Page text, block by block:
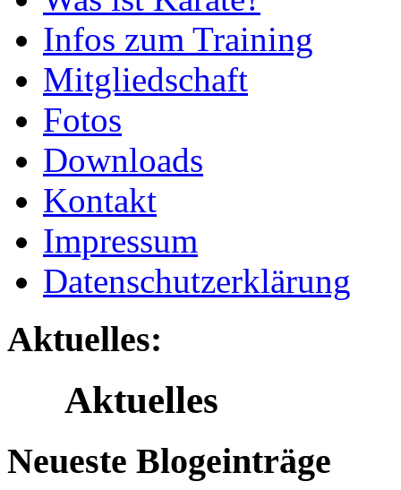
Infos zum Training
Mitgliedschaft
Fotos
Downloads
Kontakt
Impressum
Datenschutzerklärung
Aktuelles:
Aktuelles
Neueste Blogeinträge